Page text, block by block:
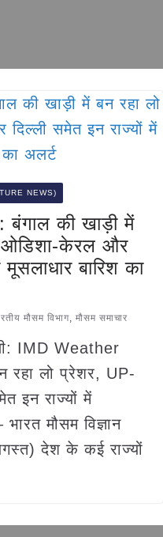
NEWS)
की खाड़ी में
ओडिशा-केरल और
बारिश का
मौसम विभाग, मौसम समाचार
IMD Weather
रहा लो प्रेशर, UP-
इन राज्यों में
मौसम विज्ञान
देश के कई राज्यों